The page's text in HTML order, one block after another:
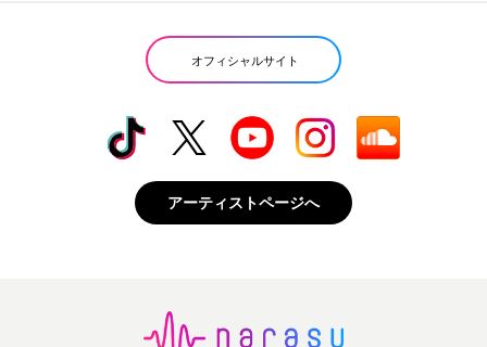
オフィシャルサイト
アーティストページへ